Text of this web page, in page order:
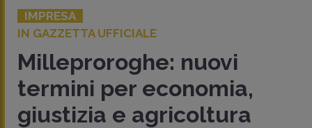
IMPRESA
IN GAZZETTA UFFICIALE
Milleproroghe: nuovi
termini per economia,
giustizia e agricoltura